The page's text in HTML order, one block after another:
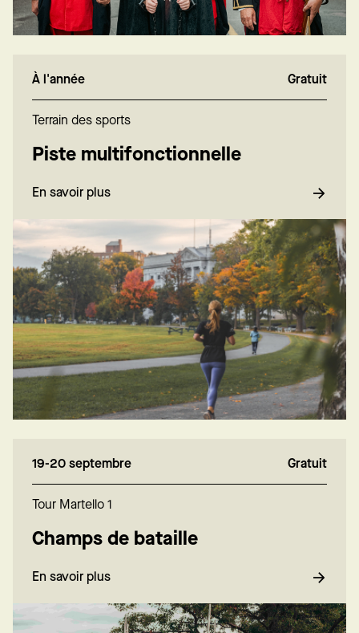
À l'année Gratuit
Terrain des sports
Piste multifonctionnelle
En savoir plus
19-20 septembre Gratuit
Tour Martello 1
Champs de bataille
En savoir plus